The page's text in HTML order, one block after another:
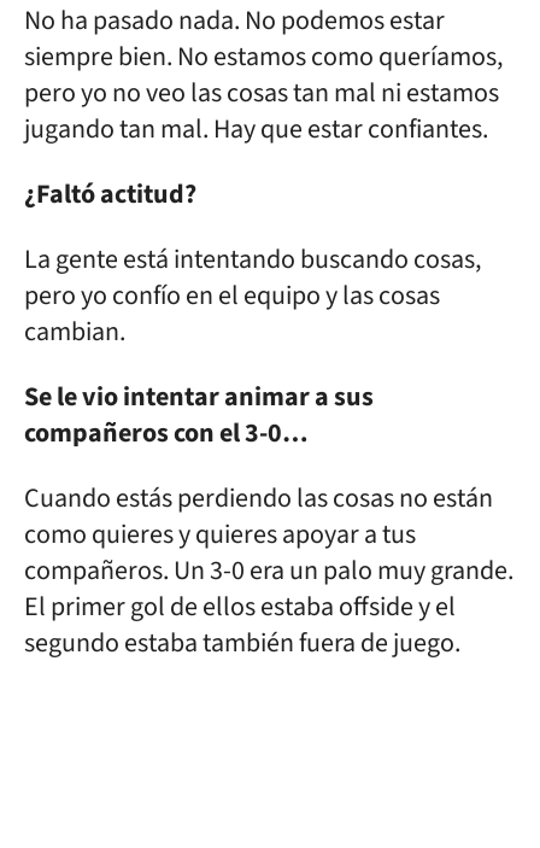
No ha pasado nada. No podemos estar
siempre bien. No estamos como queríamos,
pero yo no veo las cosas tan mal ni estamos
jugando tan mal. Hay que estar confiantes.
¿Faltó actitud?
La gente está intentando buscando cosas,
pero yo confío en el equipo y las cosas
cambian.
Se le vio intentar animar a sus
compañeros con el 3-0…
Cuando estás perdiendo las cosas no están
como quieres y quieres apoyar a tus
compañeros. Un 3-0 era un palo muy grande.
El primer gol de ellos estaba offside y el
segundo estaba también fuera de juego.